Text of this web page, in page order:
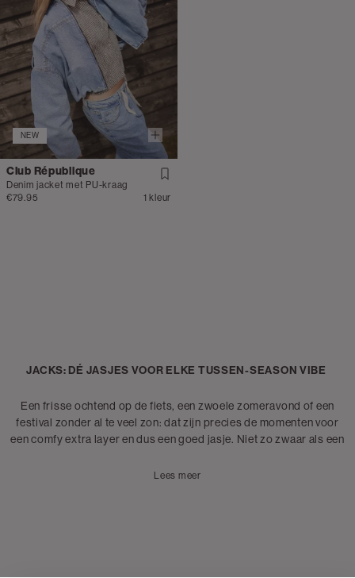
NEW
Club République
Denim jacket met PU-kraag
€79.95
1 kleur
JACKS: DÉ JASJES VOOR ELKE TUSSEN-SEASON VIBE
Een frisse ochtend op de fiets, een zwoele zomeravond of een
festival zonder al te veel zon: dat zijn precies de momenten voor
een comfy extra layer en dus een goed jasje. Niet zo zwaar als een
je fitje compleet te maken. Perfect over een
lente, herfst of frisse zomeravonden. Shop ze dus snel bij The Sting
Lees meer